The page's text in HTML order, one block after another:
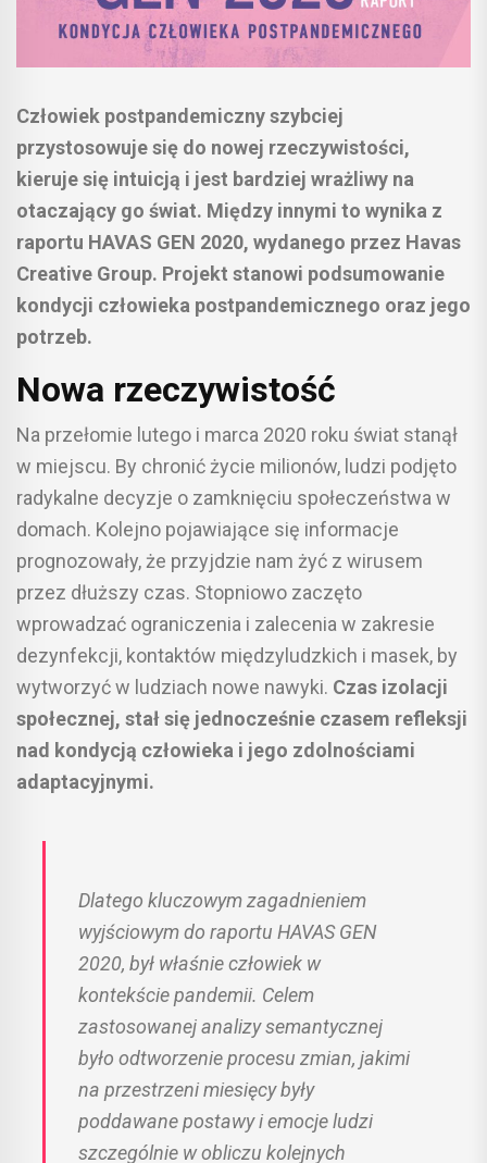
Człowiek postpandemiczny szybciej
przystosowuje się do nowej rzeczywistości,
kieruje się intuicją i jest bardziej wrażliwy na
otaczający go świat. Między innymi to wynika z
raportu HAVAS GEN 2020, wydanego przez Havas
Creative Group. Projekt stanowi podsumowanie
kondycji człowieka postpandemicznego oraz jego
potrzeb.
Nowa rzeczywistość
Na przełomie lutego i marca 2020 roku świat stanął
w miejscu. By chronić życie milionów, ludzi podjęto
radykalne decyzje o zamknięciu społeczeństwa w
domach. Kolejno pojawiające się informacje
prognozowały, że przyjdzie nam żyć z wirusem
przez dłuższy czas. Stopniowo zaczęto
wprowadzać ograniczenia i zalecenia w zakresie
dezynfekcji, kontaktów międzyludzkich i masek, by
wytworzyć w ludziach nowe nawyki. Czas izolacji
społecznej, stał się jednocześnie czasem refleksji
nad kondycją człowieka i jego zdolnościami
adaptacyjnymi.
Dlatego kluczowym zagadnieniem
wyjściowym do raportu HAVAS GEN
2020, był właśnie człowiek w
kontekście pandemii. Celem
zastosowanej analizy semantycznej
było odtworzenie procesu zmian, jakimi
na przestrzeni miesięcy były
poddawane postawy i emocje ludzi
szczególnie w obliczu kolejnych